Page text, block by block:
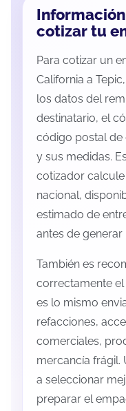
cotizar tu
Para cotizar un
California a
los datos del
destinatario, el
código postal de
y sus medidas.
cotizador
nacional,
estimado de
antes de generar
También es
correctamente
es lo mismo
refacciones,
comerciales,
mercancía frágil.
a seleccionar
preparar el